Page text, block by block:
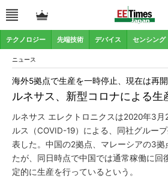
テクノロジー 先端技術 デバイス センシング
ニュース
ルネサス、新型コロナによる生
海外5拠点で生産を一時停止、現在は再開
ルネサス エレクトロニクスは2020年3月
ルス（COVID-19）による、同社グルー
表した。中国の2拠点、マレーシアの3拠
たが、同日時点で中国では通常稼働に回
定的に生産を行っているという。